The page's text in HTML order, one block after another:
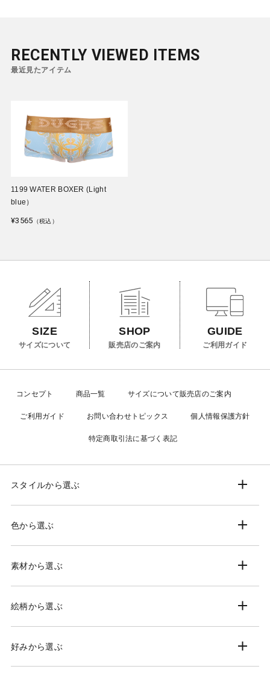
RECENTLY VIEWED ITEMS
最近見たアイテム
1199 WATER BOXER (Light
blue）
¥3565 （税込）
SIZE
サイズについて
SHOP
販売店のご案内
GUIDE
ご利用ガイド
コンセプト 商品一覧 サイズについて販売店のご案内
ご利用ガイド お問い合わせトピックス 個人情報保護方針
特定商取引法に基づく表記
スタイルから選ぶ
色から選ぶ
素材から選ぶ
絵柄から選ぶ
好みから選ぶ